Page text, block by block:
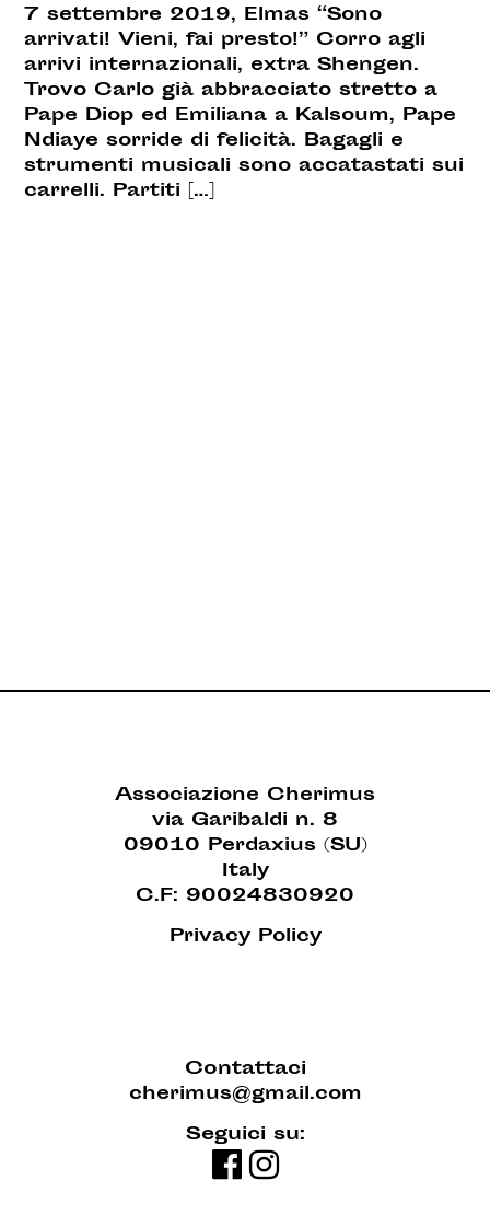
7 settembre 2019, Elmas “Sono
arrivati! Vieni, fai presto!” Corro agli
arrivi internazionali, extra Shengen.
Trovo Carlo già abbracciato stretto a
Pape Diop ed Emiliana a Kalsoum, Pape
Ndiaye sorride di felicità. Bagagli e
strumenti musicali sono accatastati sui
carrelli. Partiti […]
Associazione Cherimus
via Garibaldi n. 8
09010 Perdaxius (SU)
Italy
C.F: 90024830920
Privacy Policy
Contattaci
cherimus@gmail.com
Seguici su: